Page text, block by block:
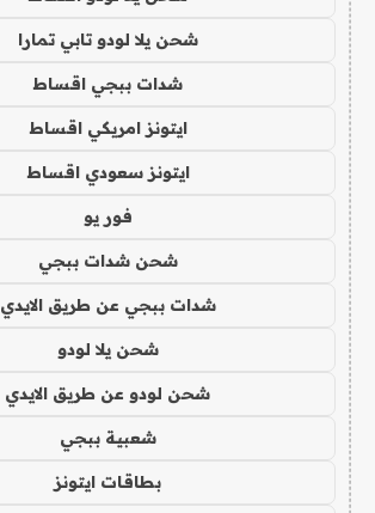
شحن يلا لودو تابي تمارا
شدات ببجي اقساط
ايتونز امريكي اقساط
ايتونز سعودي اقساط
فور يو
شحن شدات ببجي
شدات ببجي عن طريق الايدي
شحن يلا لودو
شحن لودو عن طريق الايدي
شعبية ببجي
بطاقات ايتونز